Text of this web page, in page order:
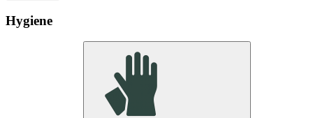
Hygiene